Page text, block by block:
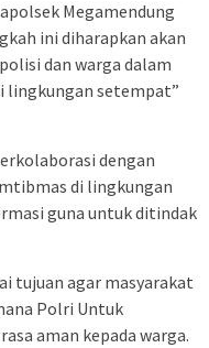
Megamendung
ini diharapkan akan
dan warga dalam
lingkungan setempat”
dengan
di lingkungan
guna untuk ditindak
tujuan agar masyarakat
Polri Untuk
aman kepada warga.